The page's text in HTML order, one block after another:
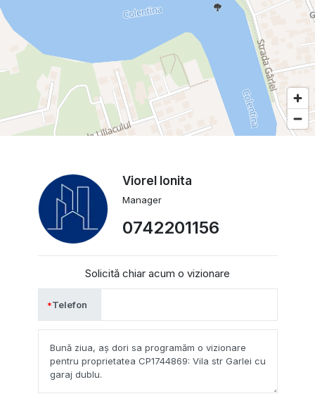
Viorel Ionita
Manager
0742201156
Solicită chiar acum o vizionare
Telefon